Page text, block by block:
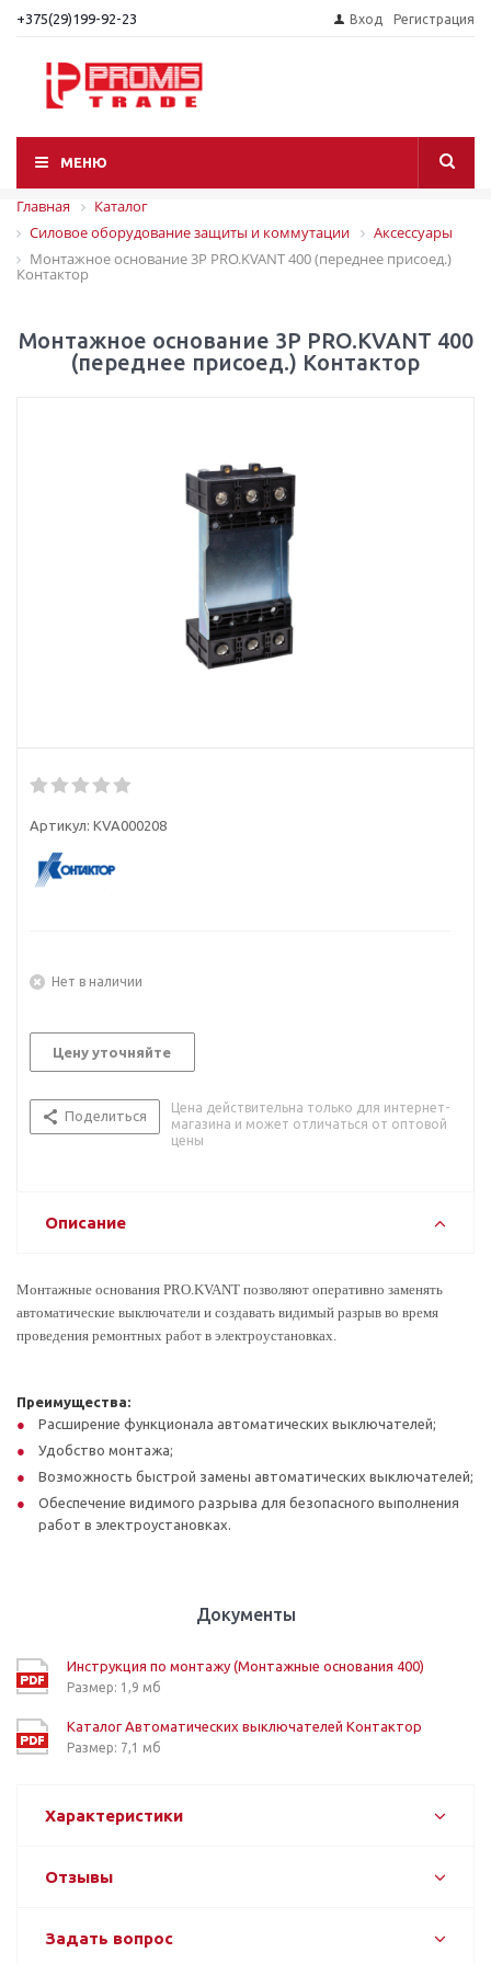
+375(29)199-92-23 Вход Регистрация
МЕНЮ
Главная
Каталог
Силовое оборудование защиты и коммутации
Аксессуары
Монтажное основание 3P PRO.KVANT 400 (переднее присоед.)
Контактор
Монтажное основание 3P PRO.KVANT 400
(переднее присоед.) Контактор
Артикул: KVA000208
Нет в наличии
Цену уточняйте
Поделиться
Цена действительна только для интернет-
магазина и может отличаться от оптовой
цены
Описание
Монтажные основания PRO.KVANT позволяют оперативно заменять
автоматические выключатели и создавать видимый разрыв во время
проведения ремонтных работ в электроустановках.
Преимущества:
Расширение функционала автоматических выключателей;
Удобство монтажа;
Возможность быстрой замены автоматических выключателей;
Обеспечение видимого разрыва для безопасного выполнения
работ в электроустановках.
Документы
Инструкция по монтажу (Монтажные основания 400)
Размер: 1,9 мб
Каталог Автоматических выключателей Контактор
Размер: 7,1 мб
Характеристики
Отзывы
Задать вопрос